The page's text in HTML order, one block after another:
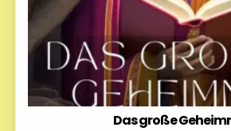
Das große